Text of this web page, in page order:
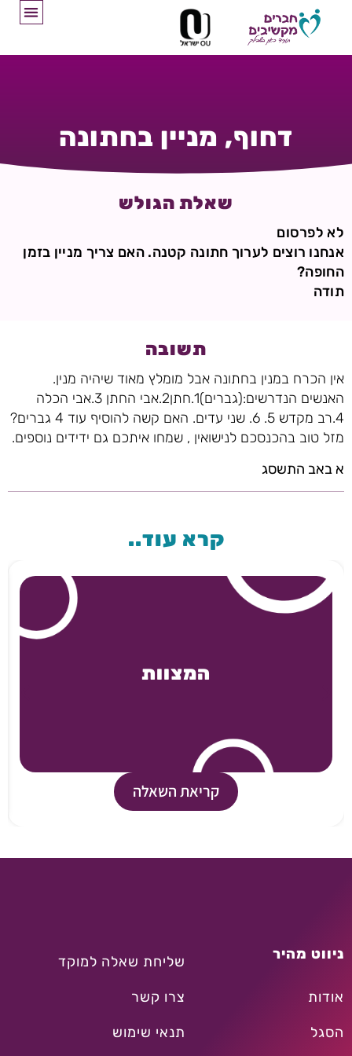
דחוף, מניין בחתונה
שאלת הגולש
לא לפרסום
אנחנו רוצים לערוך חתונה קטנה. האם צריך מניין בזמן
החופה?
תודה
תשובה
אין הכרח במנין בחתונה אבל מומלץ מאוד שיהיה מנין.
האנשים הנדרשים:(גברים)1.חתן2.אבי החתן 3.אבי הכלה
4.רב מקדש 5. 6. שני עדים. האם קשה להוסיף עוד 4 גברים?
מזל טוב בהכנסכם לנישואין , שמחו איתכם גם ידידים נוספים.
א באב התשסג
קרא עוד..
המצוות
קריאת השאלה
ניווט מהיר
אודות
הסגל
שליחת שאלה למוקד
צרו קשר
תנאי שימוש